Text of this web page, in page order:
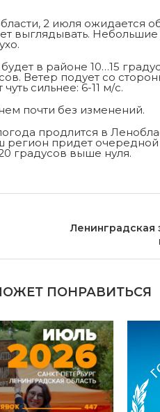
2 июля ожидается
выглядывать.
в районе 10…15
Ветер подует со
сильнее: 6-11 м/с.
почти без изменений.
продлится в
регион придет
градусов выше нуля.
Ленинградская
ПОНРАВИТЬСЯ